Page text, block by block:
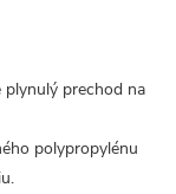
plynulý prechod na
polypropylénu